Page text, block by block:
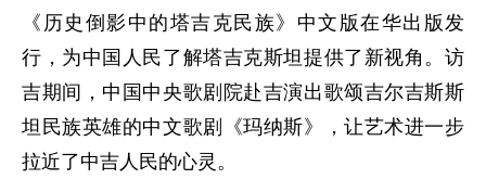
《历史倒影中的塔吉克民族》中文版在华出版发
行，为中国人民了解塔吉克斯坦提供了新视角。访
吉期间，中国中央歌剧院赴吉演出歌颂吉尔吉斯斯
坦民族英雄的中文歌剧《玛纳斯》，让艺术进一步
拉近了中吉人民的心灵。